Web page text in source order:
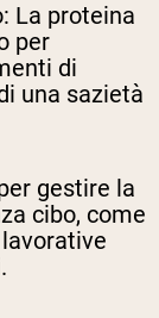
La proteina
per
di
una sazietà
gestire la
cibo, come